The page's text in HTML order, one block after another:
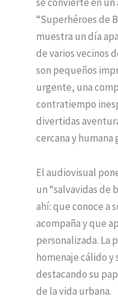
“Superhéroes de
muestra un día
de varios vecinos
son pequeños
urgente, una
contratiempo
divertidas
cercana y humana
El audiovisual
un “salvavidas de
ahí: que conoce a
acompaña y que
personalizada. La
homenaje cálido y
destacando su
de la vida urbana.